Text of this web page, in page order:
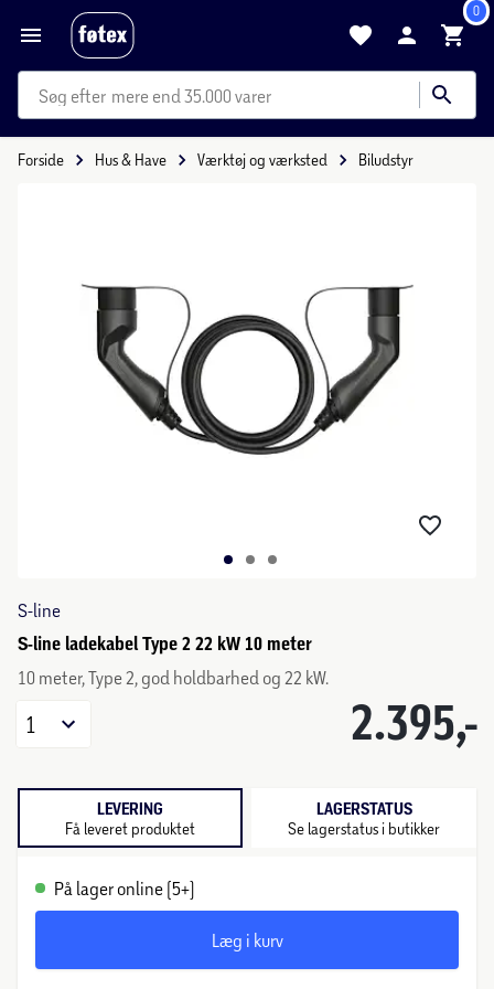
0
mere end 35.000 varer
Forside Hus & Have Værktøj og værksted Biludstyr
S-line
S-line ladekabel Type 2 22 kW 10 meter
10 meter, Type 2, god holdbarhed og 22 kW.
2.395,-
1
LEVERING
Få leveret produktet
LAGERSTATUS
Se lagerstatus i butikker
På lager online (5+)
Læg i kurv